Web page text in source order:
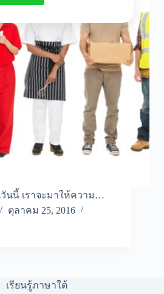
นนี้ เราจะมาให้ความ…
ตุลาคม 25, 2016
เรียนรู้ภาษาใต้